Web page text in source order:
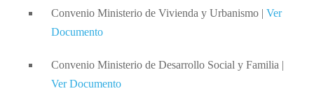
Convenio Ministerio de Vivienda y Urbanismo | Ver
Documento
Convenio Ministerio de Desarrollo Social y Familia |
Ver Documento